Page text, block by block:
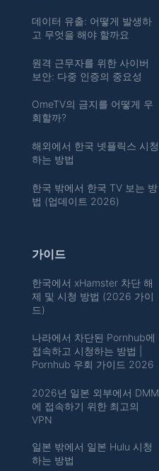
데이터 유출: 어떻게 발생하
고 무엇을 해야 할까요
원격 근무자를 위한 사이버
보안: 다중 인증의 중요성
OmeTV의 금지를 어떻게 우
회할까?
해외에서 한국 넷플릭스 시청
하는 방법
한국 밖에서 한국 TV 보는 방
법 (업데이트 2026)
가이드
한국에서 xHamster 차단 해
제 및 시청 방법 (2026 가이
드)
나라에서 차단된 Pornhub에
접속하고 시청하는 방법 |
Pornhub 우회 가이드 2026
2026년 일본 외부에서 DMM
에 접속하기 위한 최고의
VPN
일본 밖에서 일본 Hulu 시청
하는 방법